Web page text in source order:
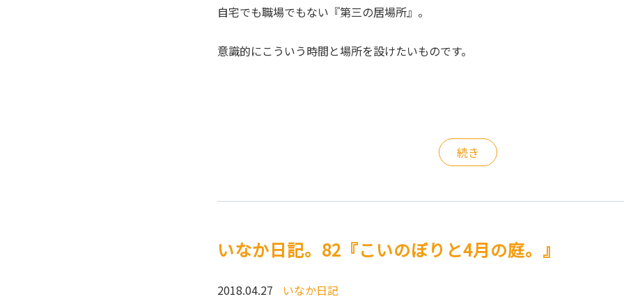
自宅でも職場でもない『第三の居場所』。
意識的にこういう時間と場所を設けたいものです。
続き
いなか日記。82『こいのぼりと4月の庭。』
2018.04.27 いなか日記